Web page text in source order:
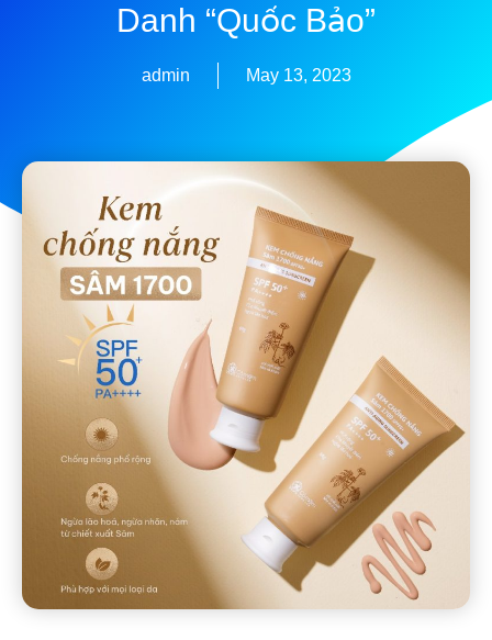
Danh “Quốc Bảo”
admin May 13, 2023